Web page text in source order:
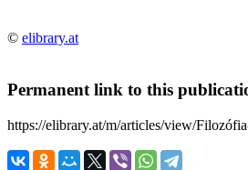
© elibrary.at
Permanent link to this
https://elibrary.at/m/articles/view/